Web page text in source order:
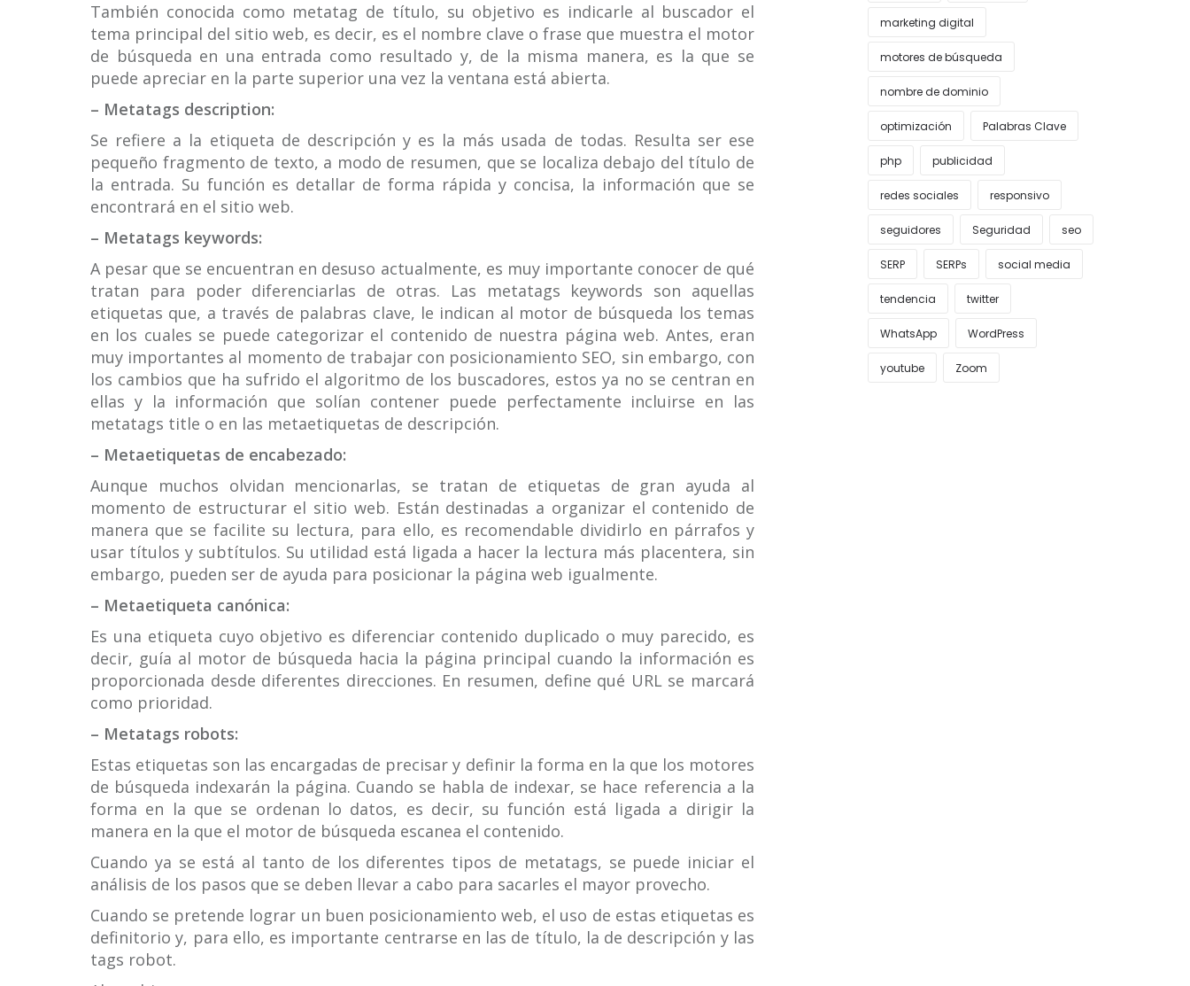
También conocida como metatag de título, su objetivo es indicarle al buscador el
tema principal del sitio web, es decir, es el nombre clave o frase que muestra el motor
de búsqueda en una entrada como resultado y, de la misma manera, es la que se
puede apreciar en la parte superior una vez la ventana está abierta.
– Metatags description:
Se refiere a la etiqueta de descripción y es la más usada de todas. Resulta ser ese
pequeño fragmento de texto, a modo de resumen, que se localiza debajo del título de
la entrada. Su función es detallar de forma rápida y concisa, la información que se
encontrará en el sitio web.
– Metatags keywords:
A pesar que se encuentran en desuso actualmente, es muy importante conocer de qué
tratan para poder diferenciarlas de otras. Las metatags keywords son aquellas
etiquetas que, a través de palabras clave, le indican al motor de búsqueda los temas
en los cuales se puede categorizar el contenido de nuestra página web. Antes, eran
muy importantes al momento de trabajar con posicionamiento SEO, sin embargo, con
los cambios que ha sufrido el algoritmo de los buscadores, estos ya no se centran en
ellas y la información que solían contener puede perfectamente incluirse en las
metatags title o en las metaetiquetas de descripción.
– Metaetiquetas de encabezado:
Aunque muchos olvidan mencionarlas, se tratan de etiquetas de gran ayuda al
momento de estructurar el sitio web. Están destinadas a organizar el contenido de
manera que se facilite su lectura, para ello, es recomendable dividirlo en párrafos y
usar títulos y subtítulos. Su utilidad está ligada a hacer la lectura más placentera, sin
embargo, pueden ser de ayuda para posicionar la página web igualmente.
– Metaetiqueta canónica:
Es una etiqueta cuyo objetivo es diferenciar contenido duplicado o muy parecido, es
decir, guía al motor de búsqueda hacia la página principal cuando la información es
proporcionada desde diferentes direcciones. En resumen, define qué URL se marcará
como prioridad.
– Metatags robots:
Estas etiquetas son las encargadas de precisar y definir la forma en la que los motores
de búsqueda indexarán la página. Cuando se habla de indexar, se hace referencia a la
forma en la que se ordenan lo datos, es decir, su función está ligada a dirigir la
manera en la que el motor de búsqueda escanea el contenido.
Cuando ya se está al tanto de los diferentes tipos de metatags, se puede iniciar el
análisis de los pasos que se deben llevar a cabo para sacarles el mayor provecho.
Cuando se pretende lograr un buen posicionamiento web, el uso de estas etiquetas es
definitorio y, para ello, es importante centrarse en las de título, la de descripción y las
tags robot.
marketing digital
motores de búsqueda
nombre de dominio
optimización Palabras Clave
php publicidad
redes sociales responsivo
seguidores Seguridad seo
SERP SERPs social media
tendencia twitter
WhatsApp WordPress
youtube Zoom